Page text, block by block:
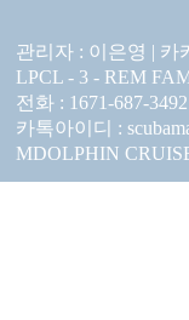
관리자 : 이은영 | 카
LPCL - 3 - REM
전화 : 1671-687-
카톡아이디 :
MDOLPHIN